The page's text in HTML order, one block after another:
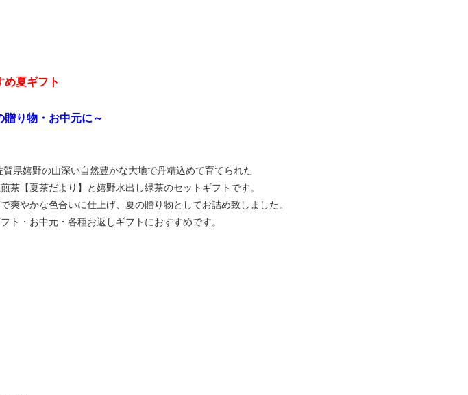
め夏ギフト
贈り物・お中元に～
嬉野の山深い自然豊かな大地で丹精込めて育てられた
【夏茶だより】と嬉野水出し緑茶のセットギフトです。
やかな色合いに仕上げ、夏の贈り物としてお詰め致しました。
・お中元・各種お返しギフトにおすすめです。